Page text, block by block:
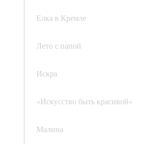
Елка в Кремле
Лето с папой
Искра
«Искусство быть красивой»
Малина